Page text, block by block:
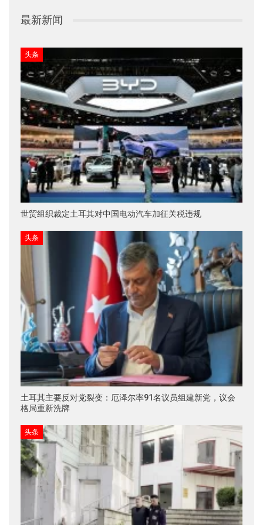
最新新闻
头条
世贸组织裁定土耳其对中国电动汽车加征关税违规
头条
土耳其主要反对党裂变：厄泽尔率91名议员组建新党，议会
格局重新洗牌
头条